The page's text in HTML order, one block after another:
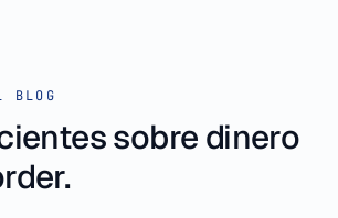
BLOG
sobre dinero